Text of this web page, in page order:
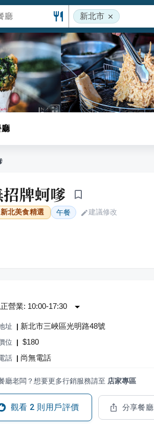
新北市
廳
牌蚵嗲
新北美食精選 午餐 建議修改
營業: 10:00-17:30
址 | 新北市三峽區光明路48號
位 | $180
話 | 尚無電話
廳老闆？想要更多行銷服務請至 店家專區
觀看 2 則用戶評價 分享餐廳